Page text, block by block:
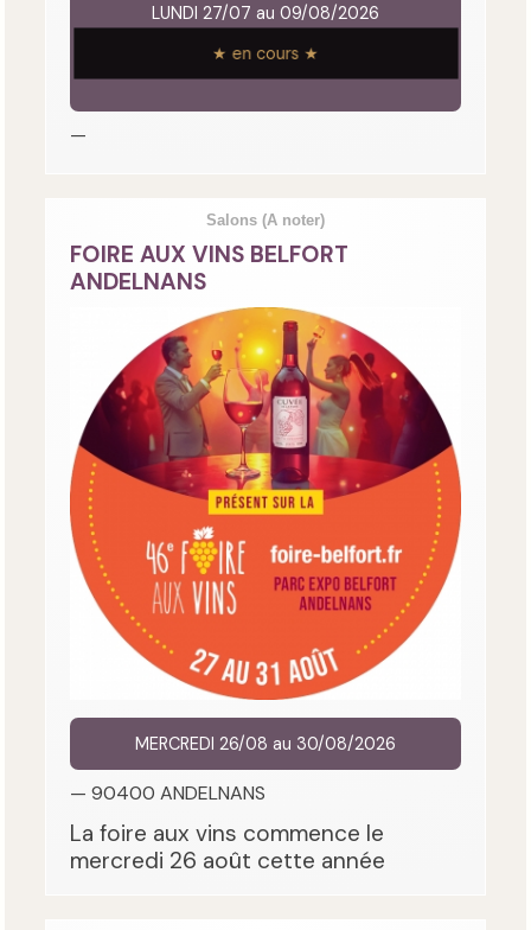
LUNDI 27/07 au 09/08/2026
★ en cours ★
—
Salons (A noter)
FOIRE AUX VINS BELFORT
ANDELNANS
MERCREDI 26/08 au 30/08/2026
— 90400 ANDELNANS
La foire aux vins commence le
mercredi 26 août cette année